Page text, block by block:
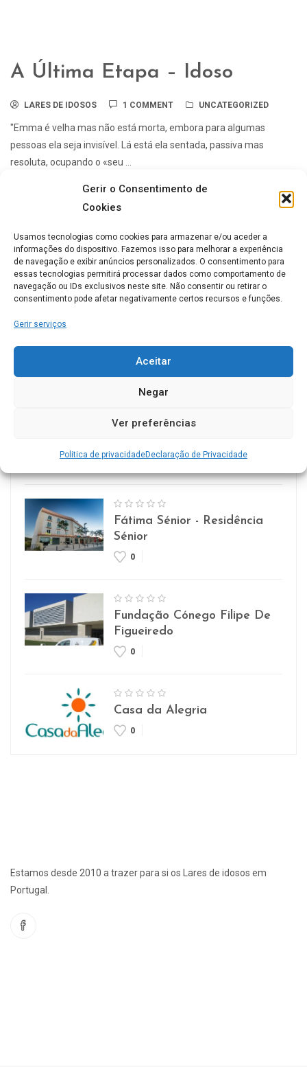
Gerir o Consentimento de
Cookies
Usamos tecnologias como cookies para armazenar e/ou aceder a
informações do dispositivo. Fazemos isso para melhorar a experiência
de navegação e exibir anúncios personalizados. O consentimento para
essas tecnologias permitirá processar dados como comportamento de
navegação ou IDs exclusivos neste site. Não consentir ou retirar o
consentimento pode afetar negativamente certos recursos e funções.
Gerir serviços
Aceitar
Negar
Ver preferências
Politica de privacidadeDeclaração de Privacidade
A Última Etapa – Idoso
LARES DE IDOSOS 1 COMMENT UNCATEGORIZED
"Emma é velha mas não está morta, embora para algumas
pessoas ela seja invisível. Lá está ela sentada, passiva mas
resoluta, ocupando o «seu ...
Lares de idosos mais Populares
ERPI Horizonte Ternura
0
Casa de Repouso Chalet
Rosmaninho
0
Fátima Sénior - Residência
Sénior
0
Fundação Cónego Filipe De
Figueiredo
0
Casa da Alegria
0
Estamos desde 2010 a trazer para si os Lares de idosos em
Portugal.